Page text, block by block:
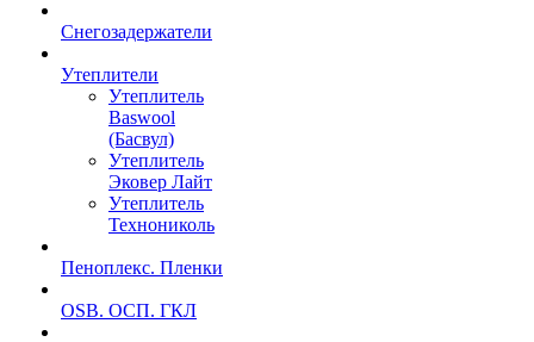
Снегозадержатели
Утеплители
Утеплитель
Baswool
(Басвул)
Утеплитель
Эковер Лайт
Утеплитель
Технониколь
Пеноплекс. Пленки
OSB. ОСП. ГКЛ